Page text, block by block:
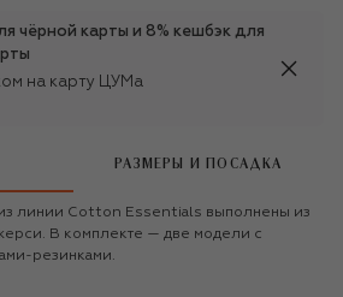
чёрной карты и 8% кешбэк для
на карту ЦУМа
РАЗМЕРЫ И ПОСАДКА
линии Cotton Essentials выполнены из
В комплекте — две модели с
резинками.